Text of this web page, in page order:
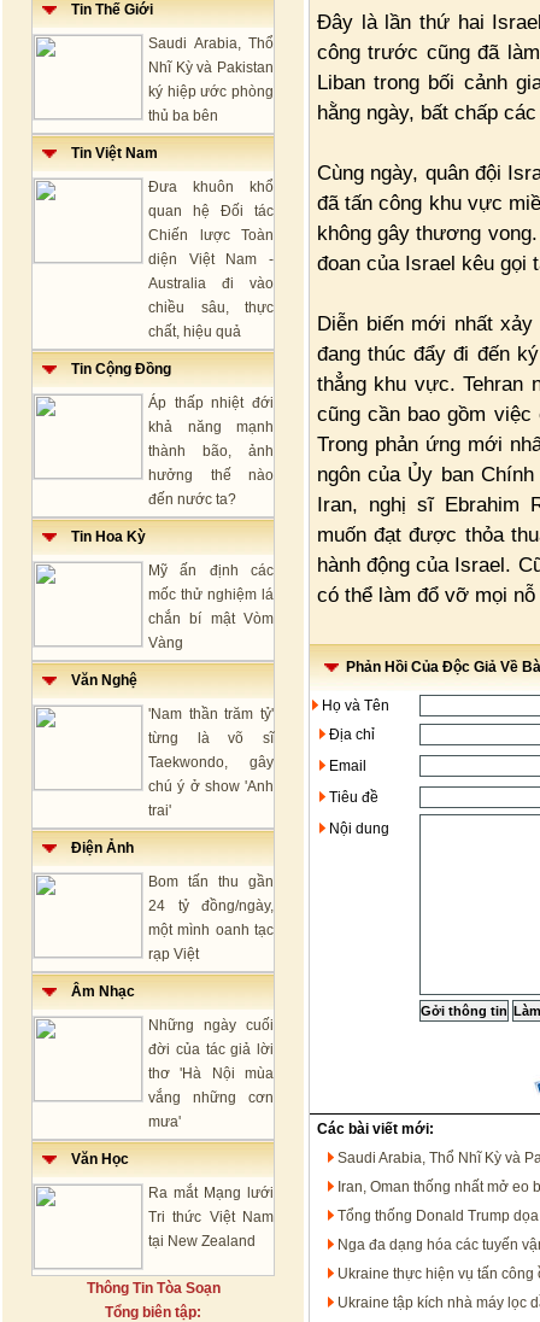
Tin Thế Giới
Saudi Arabia, Thổ
Nhĩ Kỳ và Pakistan
ký hiệp ước phòng
thủ ba bên
Tin Việt Nam
Đưa khuôn khổ
quan hệ Đối tác
Chiến lược Toàn
diện Việt Nam -
Australia đi vào
chiều sâu, thực
chất, hiệu quả
Tin Cộng Đồng
Áp thấp nhiệt đới
khả năng mạnh
thành bão, ảnh
hưởng thế nào
đến nước ta?
Tin Hoa Kỳ
Mỹ ấn định các
mốc thử nghiệm lá
chắn bí mật Vòm
Vàng
Văn Nghệ
'Nam thần trăm tỷ'
từng là võ sĩ
Taekwondo, gây
chú ý ở show 'Anh
trai'
Điện Ảnh
Bom tấn thu gần
24 tỷ đồng/ngày,
một mình oanh tạc
rạp Việt
Âm Nhạc
Những ngày cuối
đời của tác giả lời
thơ 'Hà Nội mùa
vắng những cơn
mưa'
Văn Học
Ra mắt Mạng lưới
Tri thức Việt Nam
tại New Zealand
Thông Tin Tòa Soạn
Tổng biên tập:
Đây là lần thứ hai
công trước cũng đã
Liban trong bối cảnh
hằng ngày, bất chấp
Cùng ngày, quân đội
đã tấn công khu vực
không gây thương
đoan của Israel kêu gọi
Diễn biến mới nhất
đang thúc đẩy đi đến
thẳng khu vực. Tehran
cũng cần bao gồm
Trong phản ứng mới
ngôn của Ủy ban
Iran, nghị sĩ Ebrahim
muốn đạt được thỏa
hành động của Israel.
có thể làm đổ vỡ mọi
Phản Hồi Của Độc Giả Về
Họ và Tên
Địa chỉ
Email
Tiêu đề
Nội dung
Các bài viết mới:
Saudi Arabia, Thổ Nhĩ Kỳ và
Iran, Oman thống nhất mở eo
Tổng thống Donald Trump
Nga đa dạng hóa các tuyến
Ukraine thực hiện vụ tấn công
Ukraine tập kích nhà máy lọc